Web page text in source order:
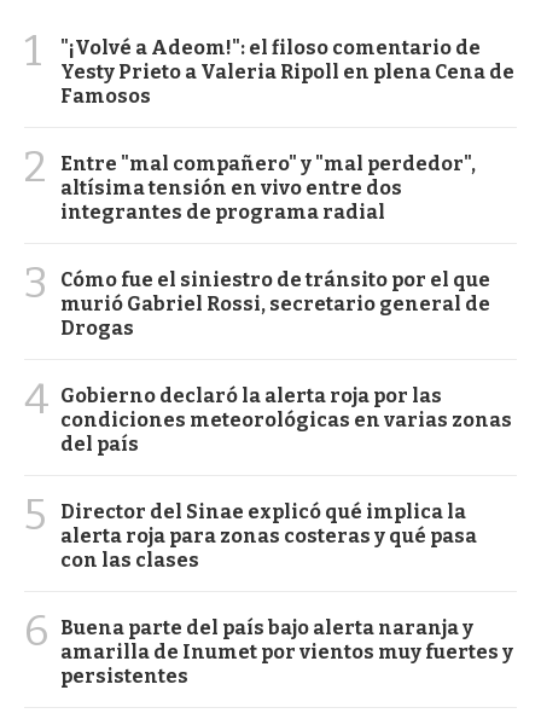
1
"¡Volvé a Adeom!": el filoso comentario de
Yesty Prieto a Valeria Ripoll en plena Cena de
Famosos
2
Entre "mal compañero" y "mal perdedor",
altísima tensión en vivo entre dos
integrantes de programa radial
3
Cómo fue el siniestro de tránsito por el que
murió Gabriel Rossi, secretario general de
Drogas
4 Gobierno declaró la alerta roja por las
condiciones meteorológicas en varias zonas
del país
5
Director del Sinae explicó qué implica la
alerta roja para zonas costeras y qué pasa
con las clases
6
Buena parte del país bajo alerta naranja y
amarilla de Inumet por vientos muy fuertes y
persistentes